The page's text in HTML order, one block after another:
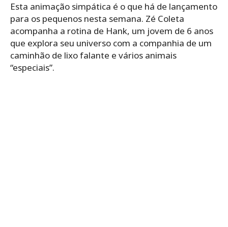
Esta animação simpática é o que há de lançamento
para os pequenos nesta semana. Zé Coleta
acompanha a rotina de Hank, um jovem de 6 anos
que explora seu universo com a companhia de um
caminhão de lixo falante e vários animais
“especiais”.